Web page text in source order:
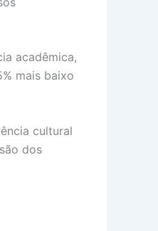
acadêmica,
mais baixo
cultural
dos